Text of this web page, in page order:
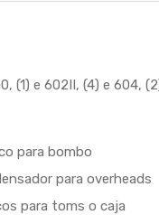
(1) e 602II, (4) e 604,
para bombo
para overheads
para toms o caja